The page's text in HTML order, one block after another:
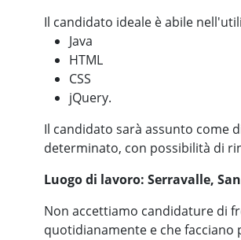
Il candidato ideale è abile
Java
HTML
CSS
jQuery.
Il candidato sarà assunto come
determinato, con possibilità di
Luogo di lavoro: Serravalle,
Non accettiamo candidature di
quotidianamente e che facciano